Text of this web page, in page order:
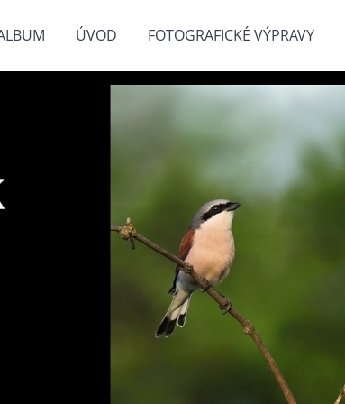
ÚVOD FOTOGRAFICKÉ VÝPRAVY